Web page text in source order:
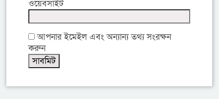
ওয়েবসাইট
আপনার ইমেইল এবং অন্যান্য তথ্য সংরক্ষন
করুন